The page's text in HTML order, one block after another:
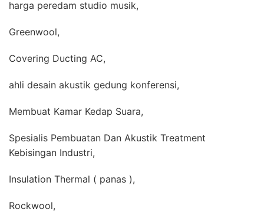
harga peredam studio musik,
Greenwool,
Covering Ducting AC,
ahli desain akustik gedung konferensi,
Membuat Kamar Kedap Suara,
Spesialis Pembuatan Dan Akustik Treatment
Kebisingan Industri,
Insulation Thermal ( panas ),
Rockwool,